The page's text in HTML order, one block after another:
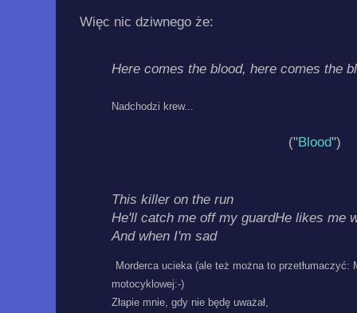
Więc nic dziwnego że:
Here comes the blood, here comes the
Nadchodzi krew...
("Blood")
This killer on the run
He'll catch me off my guardHe likes me
And when I'm sad
Morderca ucieka (ale też można to przetłumaczyć:
motocyklowej:-)
Złapie mnie, gdy nie będę uważał,